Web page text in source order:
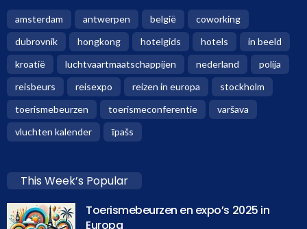
amsterdam antwerpen belgië
coworking
dubrovnik
hongkong hotelgids hotels
in beeld
kroatië
luchtvaartmaatschappijen nederland
polija
reisbeurs
reisexpo reizen in europa
stockholm
toerismebeurzen
toerismeconferentie
varšava
vluchten kalender
īpašs
This Week’s Popular
Toerismebeurzen en expo’s 2025 in
Europa